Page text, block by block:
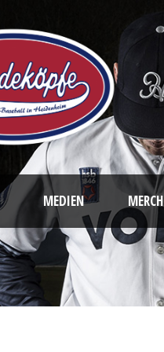
MEDIEN MERCH